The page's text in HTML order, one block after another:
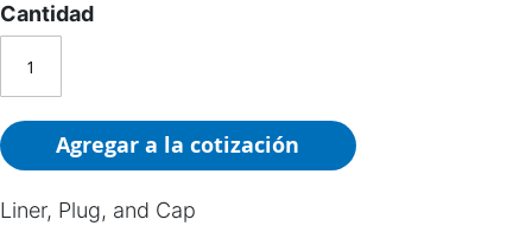
Cantidad
Agregar a la cotización
Liner, Plug, and Cap